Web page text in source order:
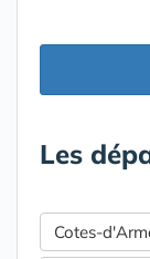
Les
Cotes-